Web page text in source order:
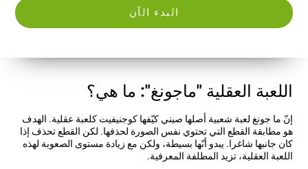
البدء الآن
اللعبة العقلية "ماجونغ": ما هي؟
إنّ ما جونغ لعبة شعبية أصلها صيني كيّفها كوجنيفيت كلعبة عقلية. الهدف
هو مطابقة القطع التي تحتوي نفس الصورة لحذفها. لكن القطع تحذف إذا
كان جانبها شاغرا. يبدو أنّها بسيطة، ولكن مع زيادة مستوى الصعوبة لهذه
اللعبة العقلية، تزيد المطلفة المعرفية.